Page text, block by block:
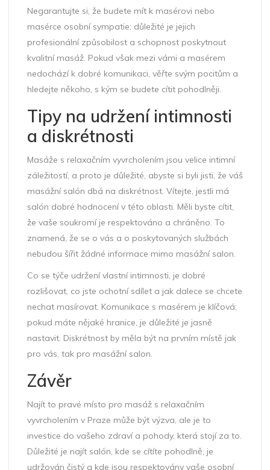
Negarantujte si, že budete mít k masérovi nebo
masérce osobní sympatie; důležité je jejich
profesionální způsobilost a schopnost poskytnout
kvalitní masáž. Pokud však mezi vámi a masérem
nedochází k dobré komunikaci, věřte svým pocitům a
hledejte někoho, s kým se budete cítit pohodlněji.
Tipy na udržení intimnosti
a diskrétnosti
Masáže s relaxačním vyvrcholením jsou velice intimní
záležitostí, a proto je důležité, abyste si byli jisti, že váš
masážní salón dbá na diskrétnost. Vítejte, jestli má
salón dobré hodnocení v této oblasti. Měli byste cítit,
že vaše soukromí je respektováno a chráněno. To
znamená, že se o vás a o poskytovaných službách
nebudou šířit žádné informace mimo masážní salon.
Co se týče udržení vlastní intimnosti, je dobré
rozlišovat, co jste ochotní sdílet a jak dalece se chcete
nechat masírovat. Komunikace s masérem je klíčová;
pokud máte nějaké hranice, je důležité je jasně
nastavit. Diskrétnost by měla být na prvním místě jak
pro vás, tak pro masážní salon.
Závěr
Najít to pravé místo pro masáž s relaxačním
vyvrcholením v Praze může být výzva, ale je to
investice do vašeho zdraví a pohody, která stojí za to.
Důležité je najít salón, kde se cítíte pohodlně, je
udržován čistý a kde jsou respektovány vaše osobní